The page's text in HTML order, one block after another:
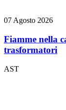
07 Agosto 2026
Fiamme nella
trasformatori
AST